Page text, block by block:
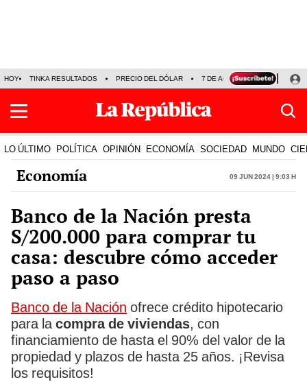
HOY TINKA RESULTADOS PRECIO DEL DÓLAR 7 DE AGOSTO OLLANTA
LO ÚLTIMO POLÍTICA OPINIÓN ECONOMÍA SOCIEDAD MUNDO
Economía 09 Jun 2024 | 9:03 h
Banco de la Nación presta
S/200.000 para comprar tu
casa: descubre cómo acceder
paso a paso
Banco de la Nación ofrece crédito hipotecario
para la compra de viviendas, con
financiamiento de hasta el 90% del valor de la
propiedad y plazos de hasta 25 años. ¡Revisa
los requisitos!